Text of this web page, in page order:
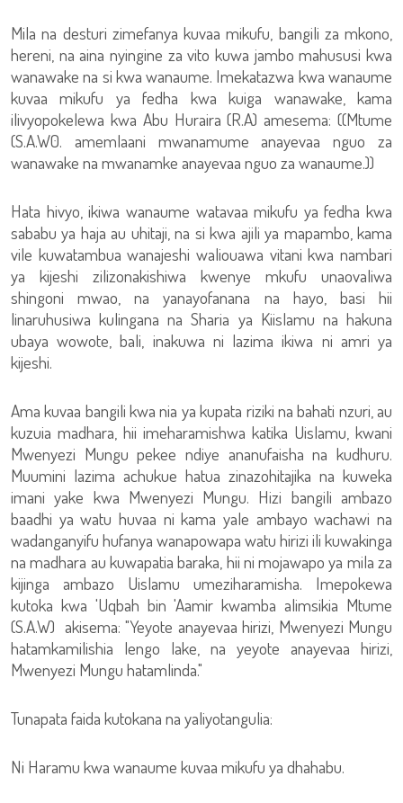
Mila na desturi zimefanya kuvaa mikufu, bangili za mkono,
hereni, na aina nyingine za vito kuwa jambo mahususi kwa
wanawake na si kwa wanaume. Imekatazwa kwa wanaume
kuvaa mikufu ya fedha kwa kuiga wanawake, kama
ilivyopokelewa kwa Abu Huraira (R.A) amesema: ((Mtume
(S.A.W0. amemlaani mwanamume anayevaa nguo za
wanawake na mwanamke anayevaa nguo za wanaume.))
Hata hivyo, ikiwa wanaume watavaa mikufu ya fedha kwa
sababu ya haja au uhitaji, na si kwa ajili ya mapambo, kama
vile kuwatambua wanajeshi waliouawa vitani kwa nambari
ya kijeshi zilizonakishiwa kwenye mkufu unaovaliwa
shingoni mwao, na yanayofanana na hayo, basi hii
linaruhusiwa kulingana na Sharia ya Kiislamu na hakuna
ubaya wowote, bali, inakuwa ni lazima ikiwa ni amri ya
kijeshi.
Ama kuvaa bangili kwa nia ya kupata riziki na bahati nzuri, au
kuzuia madhara, hii imeharamishwa katika Uislamu, kwani
Mwenyezi Mungu pekee ndiye ananufaisha na kudhuru.
Muumini lazima achukue hatua zinazohitajika na kuweka
imani yake kwa Mwenyezi Mungu. Hizi bangili ambazo
baadhi ya watu huvaa ni kama yale ambayo wachawi na
wadanganyifu hufanya wanapowapa watu hirizi ili kuwakinga
na madhara au kuwapatia baraka, hii ni mojawapo ya mila za
kijinga ambazo Uislamu umeziharamisha. Imepokewa
kutoka kwa 'Uqbah bin 'Aamir kwamba alimsikia Mtume
(S.A.W) akisema: "Yeyote anayevaa hirizi, Mwenyezi Mungu
hatamkamilishia lengo lake, na yeyote anayevaa hirizi,
Mwenyezi Mungu hatamlinda."
Tunapata faida kutokana na yaliyotangulia:
Ni Haramu kwa wanaume kuvaa mikufu ya dhahabu.